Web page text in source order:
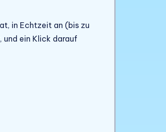
in Echtzeit an (bis zu
ein Klick darauf